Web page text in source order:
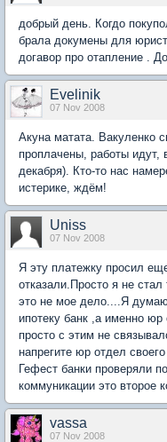
добрый день. Когдо
брала докумены для
догавор про отапление .
Evelinik
07 Nov 2008
Акуна матата. Вакуленко
проплачены, работы идут,
декабря). Кто-то нас
истерике, ждём!
Uniss
07 Nov 2008
Я эту платежку просил
отказали.Просто я не
это не мое дело....Я
ипотеку банк ,а именно
просто с этим не
напрегите юр отдел
Гефест банки проверяли
коммуникации это второе
vassa
07 Nov 2008